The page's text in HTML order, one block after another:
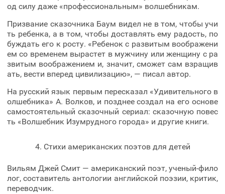
од силу даже «профессиональным» волшебникам.
Призвание сказочника Баум видел не в том, чтобы учи
ть ребенка, а в том, чтобы доставлять ему радость, по
буждать его к росту. «Ребенок с развитым воображени
ем со временем вырастет в мужчину или женщину с ра
звитым воображением и, значит, сможет сам взращив
ать, вести вперед цивилизацию», — писал автор.
На русский язык первым пересказал «Удивительного в
олшебника» А. Волков, и позднее создал на его основе
самостоятельный сказочный сериал: сказочную повес
ть «Волшебник Изумрудного города» и другие книги.
4. Стихи американских поэтов для детей
Вильям Джей Смит — американский поэт, ученый-фило
лог, составитель антологии английской поэзии, критик,
переводчик.